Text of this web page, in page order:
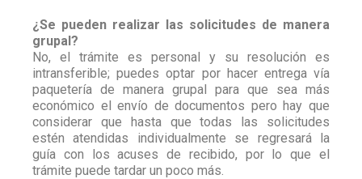
¿Se pueden realizar las solicitudes de manera
grupal?
No, el trámite es personal y su resolución es
intransferible; puedes optar por hacer entrega vía
paquetería de manera grupal para que sea más
económico el envío de documentos pero hay que
considerar que hasta que todas las solicitudes
estén atendidas individualmente se regresará la
guía con los acuses de recibido, por lo que el
trámite puede tardar un poco más.